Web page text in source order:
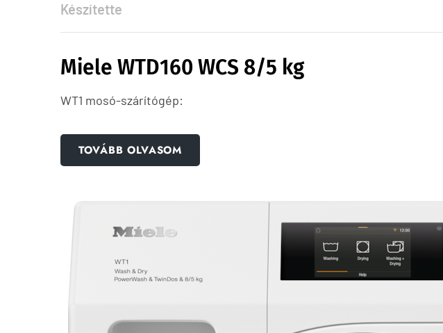
Készítette
Miele WTD160 WCS 8/5 kg
WT1 mosó-szárítógép:
TOVÁBB OLVASOM